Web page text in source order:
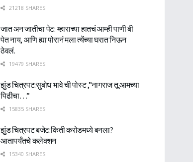
21218 SHARES
जात अन जातीचा पेट: म्हाराच्या हातचं आम्ही पाणी बी
पेत नाय, आणि ह्या पोरानं मला त्येंच्या घरात निऊन
ठेवलं.
19479 SHARES
झुंड चित्रपट:सुबोध भावे ची पोस्ट ,”नागराज तू आमच्या
पिढीचा…”
15835 SHARES
झुंड चित्रपट बजेट:किती करोडमध्ये बनला?
आतापर्यँतचे कलेक्शन
15340 SHARES